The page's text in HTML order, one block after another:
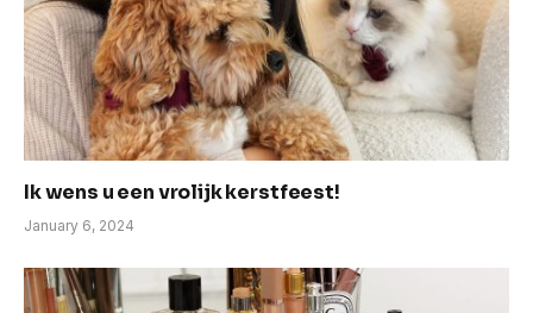
Ik wens u een vrolijk kerstfeest!
January 6, 2024